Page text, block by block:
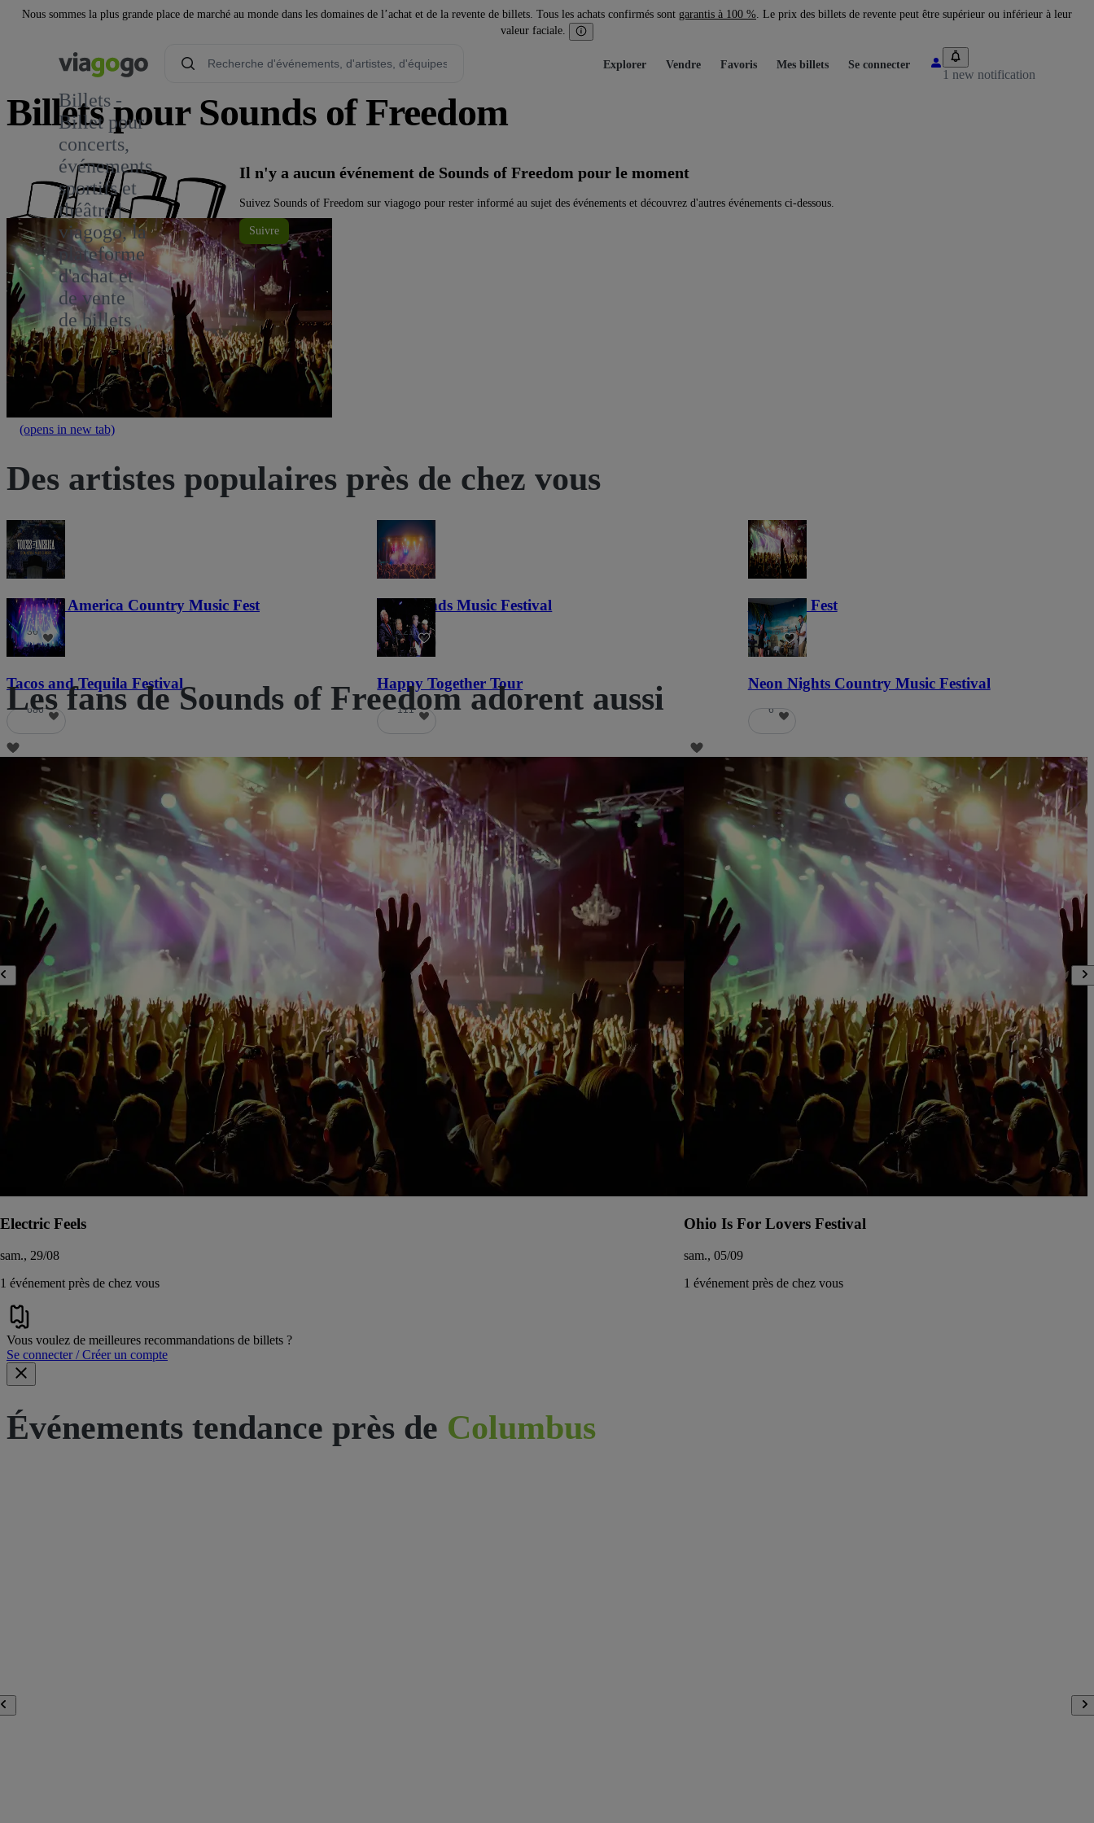
Nous sommes la plus grande place de marché au monde dans les domaines de l’achat et de la revente de billets. Tous les achats confirmés sont garantis à 100 %. Le prix des billets de revente peut être supérieur ou inférieur à leur
valeur faciale.
Billets -
Billet pour
concerts,
événements
sportifs et
théâtre |
viagogo, la
plateforme
d'achat et
de vente
de billets
Explorer Vendre Favoris Mes billets Se connecter
1 new notification
Billets pour Sounds of Freedom
Il n'y a aucun événement de Sounds of Freedom pour le moment
Suivez Sounds of Freedom sur viagogo pour rester informé au sujet des événements et découvrez d'autres événements ci-dessous.
Suivre
(opens in new tab)
Des artistes populaires près de chez vous
Voices of America Country Music Fest
36
Lost Lands Music Festival
121
Haunted Fest
58
Tacos and Tequila Festival
686
Happy Together Tour
111
Neon Nights Country Music Festival
6
Les fans de Sounds of Freedom adorent aussi
Electric Feels
sam., 29/08
1 événement près de chez vous
Ohio Is For Lovers Festival
sam., 05/09
1 événement près de chez vous
Vous voulez de meilleures recommandations de billets ?
Se connecter / Créer un compte
Événements tendance près de Columbus